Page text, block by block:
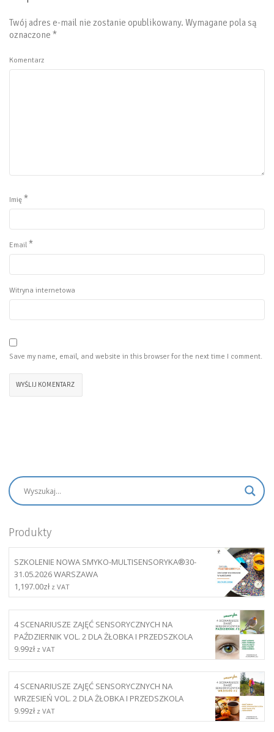
Twój adres e-mail nie zostanie opublikowany. Wymagane pola są
oznaczone *
Komentarz
Imię *
Email *
Witryna internetowa
Save my name, email, and website in this browser for the next time I comment.
Produkty
SZKOLENIE NOWA SMYKO-MULTISENSORYKA®30-
31.05.2026 WARSZAWA
1,197.00zł z VAT
4 SCENARIUSZE ZAJĘĆ SENSORYCZNYCH NA
PAŹDZIERNIK VOL. 2 DLA ŻŁOBKA I PRZEDSZKOLA
9.99zł z VAT
4 SCENARIUSZE ZAJĘĆ SENSORYCZNYCH NA
WRZESIEŃ VOL. 2 DLA ŻŁOBKA I PRZEDSZKOLA
9.99zł z VAT